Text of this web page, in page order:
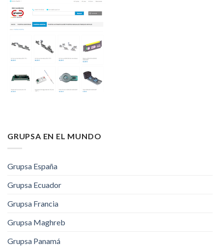
GRUPSA EN EL MUNDO
Grupsa España
Grupsa Ecuador
Grupsa Francia
Grupsa Maghreb
Grupsa Panamá